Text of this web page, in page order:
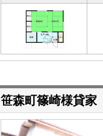
笹森町篠崎様貸家